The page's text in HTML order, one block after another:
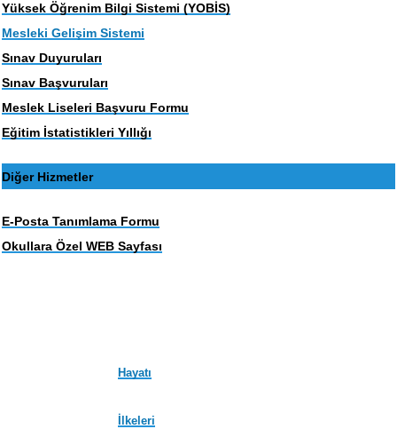
Yüksek Öğrenim Bilgi Sistemi (YOBİS)
Mesleki Gelişim Sistemi
Sınav Duyuruları
Sınav Başvuruları
Meslek Liseleri Başvuru Formu
Eğitim İstatistikleri Yıllığı
Diğer Hizmetler
E-Posta Tanımlama Formu
Okullara Özel WEB Sayfası
Hayatı
İlkeleri